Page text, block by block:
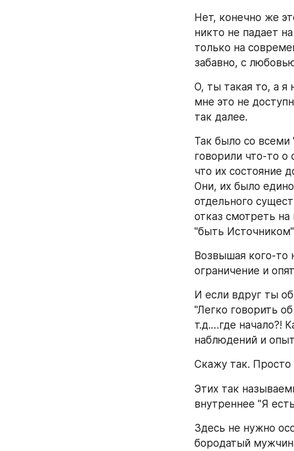
Нет, конечно же
никто не падает
только на
забавно, с
О, ты такая то, а я
мне это не
так далее.
Так было со всеми
говорили что-то
что их состояние
Они, их было
отдельного
отказ смотреть
"быть
Возвышая кого-то
ограничение и
И если вдруг ты
"Легко говорить
т.д.…где начало?!
наблюдений и
Скажу так. Просто
Этих так
внутреннее "Я
Здесь не нужно
бородатый